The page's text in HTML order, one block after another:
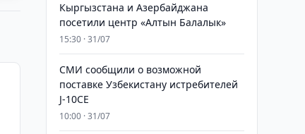
Кыргызстана и Азербайджана
посетили центр «Алтын Балалык»
15:30 · 31/07
СМИ сообщили о возможной
поставке Узбекистану истребителей
J-10CE
10:00 · 31/07